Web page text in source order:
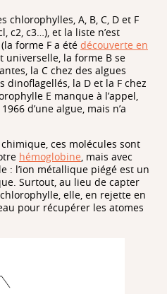
chlorophylles, A, B, C, D et F
c2, c3…), et la liste n’est
forme F a été découverte en
universelle, la forme B se
la C chez des algues
dinoflagellés, la D et la F chez
E manque à l’appel,
d’une algue, mais n’a
ces molécules sont
hémoglobine , mais avec
: l’ion métallique piégé est un
Surtout, au lieu de capter
elle, en rejette en
pour récupérer les atomes